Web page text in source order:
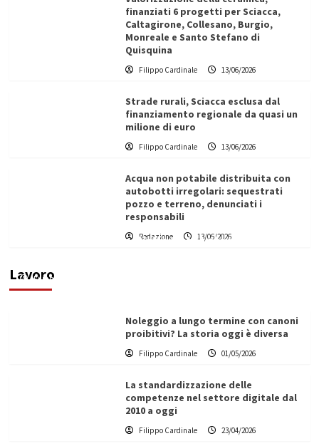
finanziati 6 progetti per Sciacca,
Caltagirone, Collesano, Burgio,
Monreale e Santo Stefano di
Quisquina
Filippo Cardinale 13/06/2026
Strade rurali, Sciacca esclusa dal
finanziamento regionale da quasi un
milione di euro
Filippo Cardinale 13/06/2026
Acqua non potabile distribuita con
autobotti irregolari: sequestrati
pozzo e terreno, denunciati i
responsabili
Redazione 13/06/2026
Lavoro
Vino in Italia: il giro d’affari contribuisce
Filippo Cardinale
Noleggio a lungo termine con canoni
proibitivi? La storia oggi è diversa
Filippo Cardinale 01/05/2026
La standardizzazione delle
competenze nel settore digitale dal
2010 a oggi
Filippo Cardinale 23/04/2026